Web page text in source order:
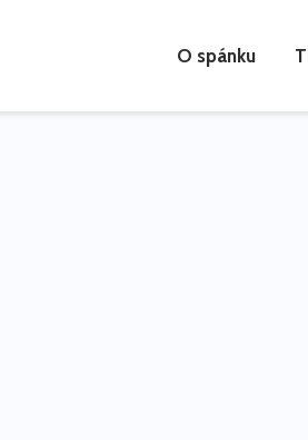
O spánku